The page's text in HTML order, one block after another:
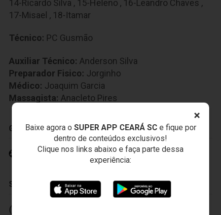
×
Baixe agora o SUPER APP CEARÁ SCe fique por
dentro de conteúdos exclusivos!
Clique nos links abaixo e faça parte dessa
experiência:
14-Ricardo Silva , 15-Heleno , 16-Leandro Chaves ,
17-Misael , 18-Itamar
Técnico: PC Gusmão
Auxiliar Técnico: Anderson Silva
Preparador Fisico: Jorginho
Médico: Joaquim Garcia
Massagista: Anacleto Pires
GOLS
Romário 19' (1)
SUBSTITUIÇÕES
(1) 19' (2)